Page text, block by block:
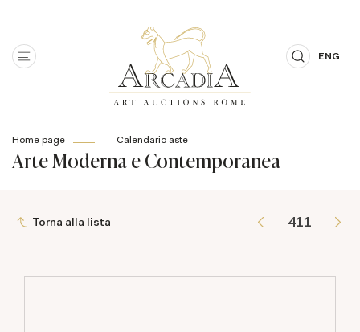
ENG
Home page Calendario aste
Arte Moderna e Contemporanea
Torna alla lista